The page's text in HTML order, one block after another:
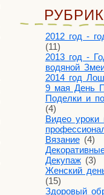
2012 год -
(11)
2013 год -
водяной
2014 год
9 мая День
Поделки и
(4)
Видео уроки
Вязание(4)
Декупаж(3)
Женский
(15)
Здоровый